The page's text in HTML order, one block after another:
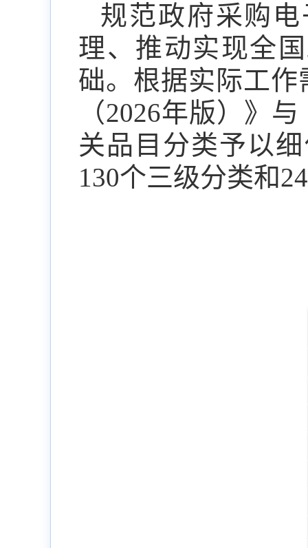
规范政府采购
理、推动实现全
础。根据实际工
（2026年版）》与
关品目分类予以
130个三级分类和